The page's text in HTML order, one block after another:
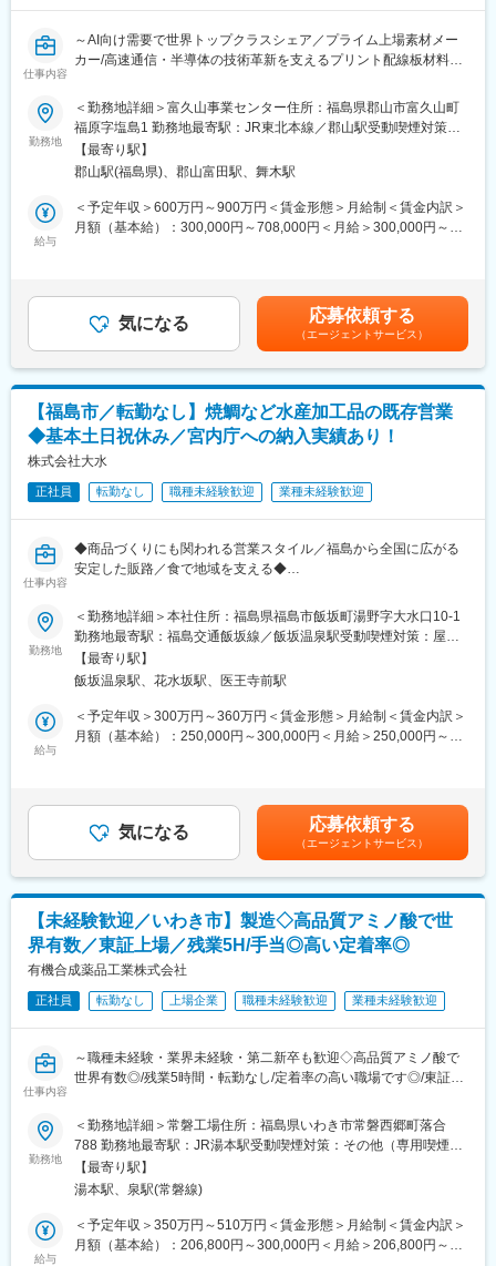
■働く環境：幅広い年齢層のメンバーが在籍し、協力しながら業務
果を出すスタイルが評価される風土です。中途入社者はOJTを中
心に業務理解を深めます。
■キャリアパス：設備保全・改善の実務を起点に、設備改造や新規
導入といった上流工程へと関与領域を拡大可能。継続的な改善活
動を通じて専門性を深め、長期的に電気制御分野の中核人材とし
て活躍できます。
■働き方
・月平均残業15.4時間程度
■企業魅力：古河電池株式会社は1950年創業の老舗電池メーカ
ー。自動車用バッテリーから産業用蓄電池、宇宙・ロボット向け
リチウムイオン電池まで幅広く展開し、再生可能エネルギーや次
世代電池開発にも注力。国内外に拠点を持ち、安定した経営基盤
と成長戦略を両立しています。
変更の範囲：会社の定める業務
仕事内容
～AI向け需要で世界トップクラスシェア／プライム上場素材メー
カー/高速通信・半導体の技術革新を支えるプリント配線板材料
■募集背景
2024年度より、ニーズ対応力及び機動力の強化を図るべく、組織
体制の改変を行い、新たに5事業本部制に移行しました。その中で
も電子材料事業本部では高速通信技術の発達や生成AIの普及に伴
い、電気特性や熱特性に優れたスペシャルガラスを中心とした当
社ガラスクロスに対して高いニーズを得ております。
当社ではスペシャルガラスの生産量の拡大を計画しており、ガラ
ト設計ならびに築炉計画の運営を行っていただきます。
■業務内容：
■当社の働き方について
◇基本的に土日休（工場カレンダーによる）、年末年始・夏季休
暇あり
◇各種手当（住宅手当／家族手当／地域手当）あり
◇社宅・借上げ寮制度有
が負担いたします。ご自身で借家を用意した際も、借家間手当と
いう形で会社がサポートいたします。
す。
※サポートには上限年数、上限額の制限があります。
◇単身赴任者サポート
└引越し費用については全額会社負担です。単身赴任の方には、
◇社員食堂あり
└1食300円未満で利用可能な社員食堂があります(朝・夕も利用
※規定あり（例：大宮～郡山間、仙台～郡山間）
■当社について
1923年4月に設立。日本で先駆けてグラスファイバーの工業化に
成功し、その後も最先端の技術で日東紡にしか作れない高性能な
グラスファイバーを製造しています。糸の製造からガラスクロス
加工／複合材料の開発までを一貫して行い、幅広い分野に製品を
提供しています。
変更の範囲：会社の定める業務
勤務地
＜勤務地詳細＞富久山事業センター住所：福島県郡山市富久山町
福原字塩島1 勤務地最寄駅：JR東北本線／郡山駅受動喫煙対策：
その他（敷地内禁煙（屋外喫煙可能場所あり））変更の範囲：会
社の定める事業所（リモートワーク含む）
【最寄り駅】
郡山駅(福島県)、郡山富田駅、舞木駅
給与
＜予定年収＞600万円～900万円＜賃金形態＞月給制＜賃金内訳＞
月額（基本給）：300,000円～708,000円＜月給＞300,000円～
可能性があります。月給(月額)は固定手当を含めた表記です。
気になる 応募依頼する
（エージェントサービス）
【福島市／転勤なし】焼鯛など水産加工品の既存営業
◆基本土日祝休み／宮内庁への納入実績あり！
株式会社大水
正社員 転勤なし 職種未経験歓迎 業種未経験歓迎
仕事内容
◆商品づくりにも関われる営業スタイル／福島から全国に広がる
安定した販路／食で地域を支える◆
焼鯛・鯛加工品・甲殻類製品・魚惣菜製品など水産加工物の製造
販売をする当社にてルート営業をお任せします。
■職務内容：
焼鯛・鯛加工品・甲殻類製品・魚惣菜製品など、自社製造製品や
全国から仕入れた製品の企画・販売をしています。
顧客先は全国の商社や卸問屋、ホテル、量販店など多岐に渡りま
す。
地元への直売のみならず、商社を通してホテルに納入など全国に
販路がございます。
ただきます。
見積もりの作成や配達で顧客と顔を合わせながら、商品も覚えて
いきます。
現状営業は補助を含め4名が在籍しています。営業部での所属とな
務を対応しています。
・天皇陛下即位の礼や大嘗祭など、宮内庁関連行事への焼鯛納入
実績を持つ高品質な自社製品を扱える点も、営業としての大きな
・顧客要望をもとに自社製品の仕様や味付けを検討し、原価・産
地を確認しながら製造部と連携して規格書を作成し、完成品とし
て提案します。
・10～12月はおせち需要で繁忙期となり土祝出勤がありますが、
時間程度です。
・関西・関東・北信越・北海道など全国に販路があり、月2回程
勤務地
＜勤務地詳細＞本社住所：福島県福島市飯坂町湯野字大水口10-1
勤務地最寄駅：福島交通飯坂線／飯坂温泉駅受動喫煙対策：屋内
全面禁煙変更の範囲：会社の定める事業所
【最寄り駅】
飯坂温泉駅、花水坂駅、医王寺前駅
給与
＜予定年収＞300万円～360万円＜賃金形態＞月給制＜賃金内訳＞
月額（基本給）：250,000円～300,000円＜月給＞250,000円～
考を通じて上下する可能性があります。月給(月額)は固定手当を含
めた表記です。
気になる 応募依頼する
（エージェントサービス）
【未経験歓迎／いわき市】製造◇高品質アミノ酸で世
界有数／東証上場／残業5H/手当◎高い定着率◎
有機合成薬品工業株式会社
正社員 転勤なし 上場企業 職種未経験歓迎 業種未経験歓迎
仕事内容
～職種未経験・業界未経験・第二新卒も歓迎◇高品質アミノ酸で
世界有数◎/残業5時間・転勤なし/定着率の高い職場です◎/東証上
■職務内容：当社の常磐工場の製造係員として、以下の内容等を担
当して頂きます。適正等に応じて各製造部門に配属となります。
■職務詳細：
・三交替勤務による医薬品等の化学製品製造作業となります。
・業務にあたり、トラック運転、フォークリフト運転作業があり
ます（資格のない方は資格取得後からとなります）。
勤務地
＜勤務地詳細＞常磐工場住所：福島県いわき市常磐西郷町落合
788 勤務地最寄駅：JR湯本駅受動喫煙対策：その他（専用喫煙
室）
【最寄り駅】
湯本駅、泉駅(常磐線)
給与
＜予定年収＞350万円～510万円＜賃金形態＞月給制＜賃金内訳＞
月額（基本給）：206,800円～300,000円＜月給＞206,800円～